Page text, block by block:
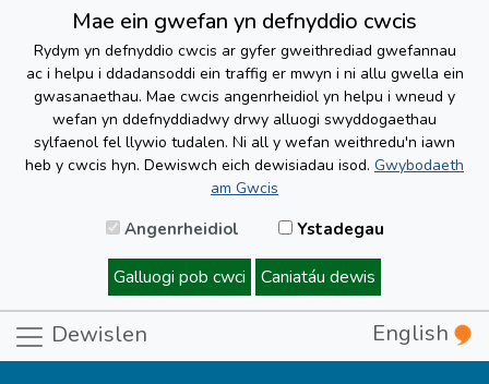
Mae ein gwefan yn defnyddio cwcis
Rydym yn defnyddio cwcis ar gyfer gweithrediad gwefannau
ac i helpu i ddadansoddi ein traffig er mwyn i ni allu gwella ein
gwasanaethau. Mae cwcis angenrheidiol yn helpu i wneud y
wefan yn ddefnyddiadwy drwy alluogi swyddogaethau
sylfaenol fel llywio tudalen. Ni all y wefan weithredu'n iawn
heb y cwcis hyn. Dewiswch eich dewisiadau isod. Gwybodaeth
am Gwcis
Angenrheidiol Ystadegau
Galluogi pob cwci Caniatáu dewis
Dewislen English